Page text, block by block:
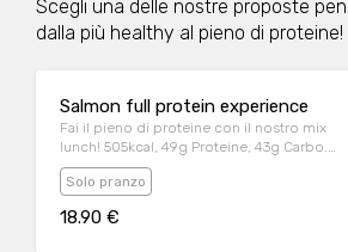
Scegli una delle nostre proposte
dalla più healthy al pieno di proteine!
Salmon full protein experience
Fai il pieno di proteine con il nostro mix
lunch! 505kcal, 49g Proteine, 43g Carbo.
Mezza porzione di riso al naturale, 4 nigiri
sake, mini tartare al salmone, avocado e
Solo pranzo
18.90 €